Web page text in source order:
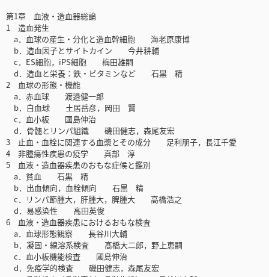
第1章 血液・造血器総論
1 造血発生
a．血球の産生・分化と造血幹細胞 海老原康博
b．造血因子とサイトカイン 今井耕輔
c．ES細胞，iPS細胞 梅田雄嗣
d．造血と栄養：鉄・ビタミンなど 石黒 精
2 血球の形態・機能
a．赤血球 渡邉健一郎
b．白血球 土居岳彦，岡田 賢
c．血小板 國島伸治
d．骨髄とリンパ組織 磯田健志，森尾友宏
3 止血・血栓に関連する血漿とその成分 足利朋子，長江千愛
4 非腫瘍性疾患の疫学 真部 淳
5 血液・造血器疾患のおもな症候と鑑別
a．貧血 石黒 精
b．出血傾向，血栓傾向 石黒 精
c．リンパ節腫大，肝腫大，脾腫大 高橋浩之
d．易感染性 高田英俊
6 血液・造血器疾患におけるおもな検査
a．血球形態観察 長谷川大輔
b．凝固・線溶系検査 髙橋大二郎，野上恵嗣
c．血小板機能検査 國島伸治
d．免疫学的検査 磯田健志，森尾友宏